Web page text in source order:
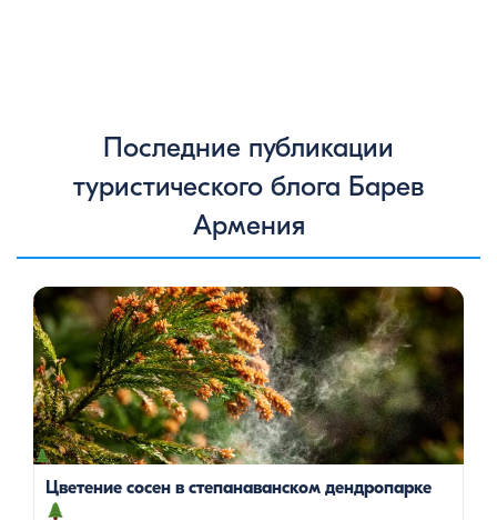
Последние публикации
туристического блога Барев
Армения
Цветение сосен — уникальное природное явление, которое
не только радует глаз, но и приносит значительную пользу
для здоровья человека. Особенно ярко это проявляется в
Степанаванском дендропарке в Армении, где сосны цветут в
конце мая, создавая удивительное зрелище и наполняя
воздух целебными веществами.Степанаванский
дендропарк: жемчужина Лорийской области
Степанаванский дендропарк, также известный как «Сочут»
Цветение сосен в степанаванском дендропарке